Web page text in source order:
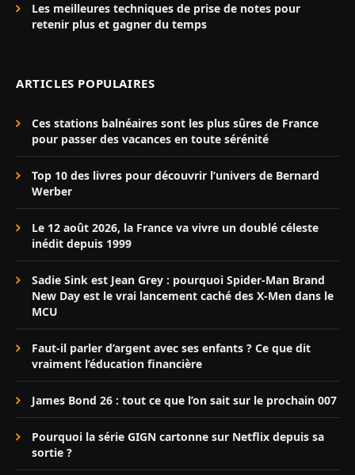
Les meilleures techniques de prise de notes pour
retenir plus et gagner du temps
ARTICLES POPULAIRES
Ces stations balnéaires sont les plus sûres de France
pour passer des vacances en toute sérénité
Top 10 des livres pour découvrir l’univers de Bernard
Werber
Le 12 août 2026, la France va vivre un doublé céleste
inédit depuis 1999
Sadie Sink est Jean Grey : pourquoi Spider-Man Brand
New Day est le vrai lancement caché des X-Men dans le
MCU
Faut-il parler d’argent avec ses enfants ? Ce que dit
vraiment l’éducation financière
James Bond 26 : tout ce que l’on sait sur le prochain 007
Pourquoi la série GIGN cartonne sur Netflix depuis sa
sortie ?